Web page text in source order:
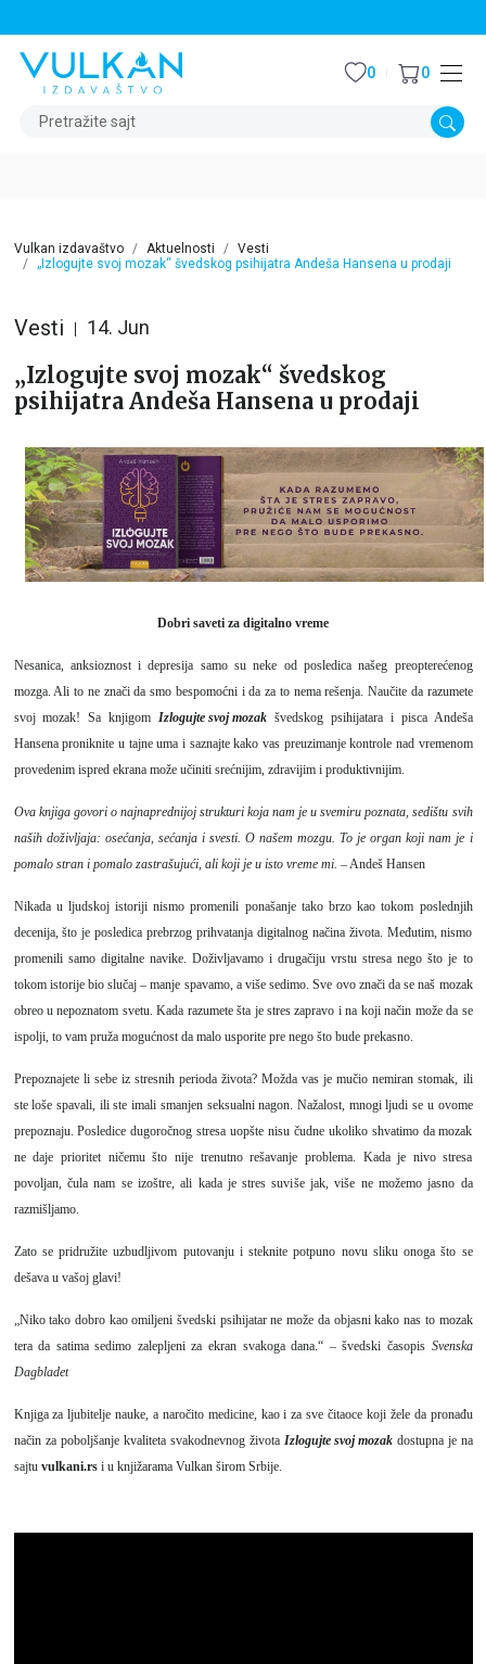
Pretražite sajt
0 0
Vulkan izdavaštvo Aktuelnosti
Vesti
„Izlogujte svoj mozak“ švedskog psihijatra Andeša Hansena u prodaji
Vesti 14. Jun
„Izlogujte svoj mozak“ švedskog
psihijatra Andeša Hansena u prodaji
Dobri saveti za digitalno vreme
Nesanica, anksioznost i depresija samo su neke od posledica našeg preopterećenog
mozga. Ali to ne znači da smo bespomoćni i da za to nema rešenja. Naučite da razumete
svoj mozak! Sa knjigomIzlogujte svoj mozak švedskog psihijatara i pisca Andeša
Hansena proniknite u tajne uma i saznajte kako vas preuzimanje kontrole nad vremenom
provedenim ispred ekrana može učiniti srećnijim, zdravijim i produktivnijim.
Ova knjiga govori o najnaprednijoj strukturi koja nam je u svemiru poznata, sedištu svih
naših doživljaja: osećanja, sećanja i svesti. O našem mozgu. To je organ koji nam je i
pomalo stran i pomalo zastrašujući, ali koji je u isto vreme mi. – Andeš Hansen
Nikada u ljudskoj istoriji nismo promenili ponašanje tako brzo kao tokom poslednjih
decenija, što je posledica prebrzog prihvatanja digitalnog načina života. Međutim, nismo
promenili samo digitalne navike. Doživljavamo i drugačiju vrstu stresa nego što je to
tokom istorije bio slučaj – manje spavamo, a više sedimo. Sve ovo znači da se naš mozak
obreo u nepoznatom svetu. Kada razumete šta je stres zapravo i na koji način može da se
ispolji, to vam pruža mogućnost da malo usporite pre nego što bude prekasno.
Prepoznajete li sebe iz stresnih perioda života? Možda vas je mučio nemiran stomak, ili
ste loše spavali, ili ste imali smanjen seksualni nagon. Nažalost, mnogi ljudi se u ovome
prepoznaju. Posledice dugoročnog stresa uopšte nisu čudne ukoliko shvatimo da mozak
ne daje prioritet ničemu što nije trenutno rešavanje problema. Kada je nivo stresa
povoljan, čula nam se izoštre, ali kada je stres suviše jak, više ne možemo jasno da
razmišljamo.
Zato se pridružite uzbudljivom putovanju i steknite potpuno novu sliku onoga što se
dešava u vašoj glavi!
„Niko tako dobro kao omiljeni švedski psihijatar ne može da objasni kako nas to mozak
tera da satima sedimo zalepljeni za ekran svakoga dana.“ – švedski časopis Svenska
Dagbladet
Knjiga za ljubitelje nauke, a naročito medicine, kao i za sve čitaoce koji žele da pronađu
način za poboljšanje kvaliteta svakodnevnog života Izlogujte svoj mozak dostupna je na
sajtu vulkani.rsi u knjižarama Vulkan širom Srbije.